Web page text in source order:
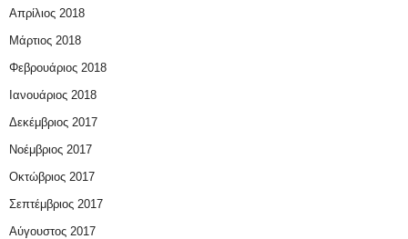
Απρίλιος 2018
Μάρτιος 2018
Φεβρουάριος 2018
Ιανουάριος 2018
Δεκέμβριος 2017
Νοέμβριος 2017
Οκτώβριος 2017
Σεπτέμβριος 2017
Αύγουστος 2017